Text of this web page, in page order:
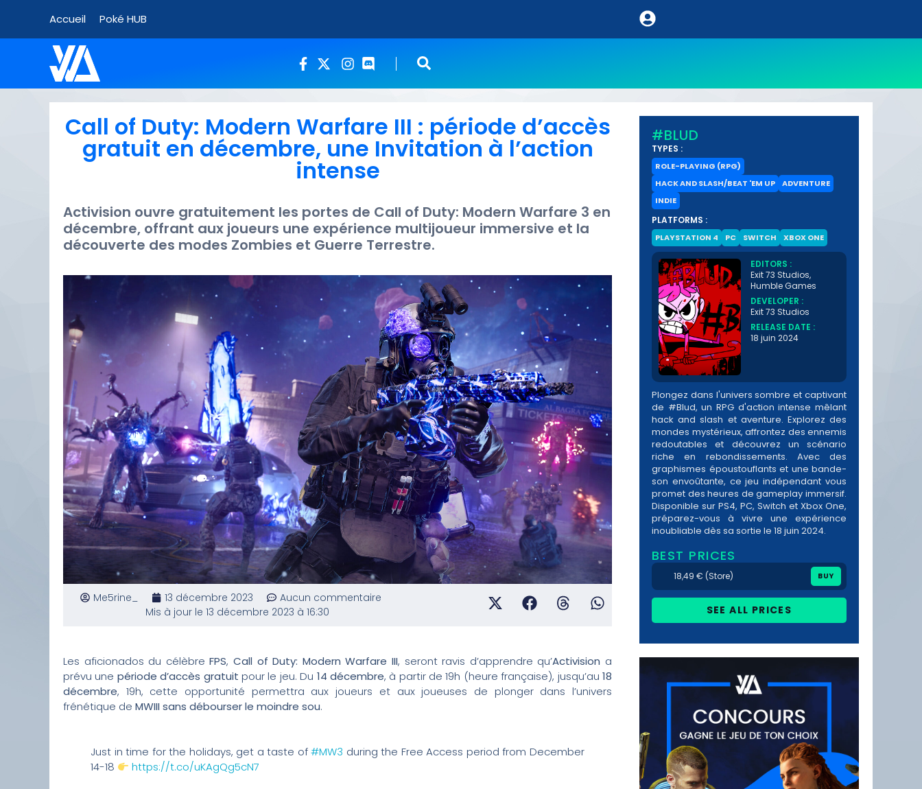
Accueil Poké HUB
Call of Duty: Modern Warfare III : période d’accès
gratuit en décembre, une Invitation à l’action
intense
Activision ouvre gratuitement les portes de Call of Duty: Modern Warfare 3 en
décembre, offrant aux joueurs une expérience multijoueur immersive et la
découverte des modes Zombies et Guerre Terrestre.
Me5rine_ 13 décembre 2023
Aucun commentaire
Mis à jour le 13 décembre 2023 à 16:30
Les aficionados du célèbreFPS,Call of Duty: Modern Warfare III, seront ravis d’apprendre qu’Activision a
prévu une période d’accès gratuit pour le jeu. Du 14 décembre, à partir de 19h (heure française), jusqu’au18
décembre, 19h, cette opportunité permettra aux joueurs et aux joueuses de plonger dans l’univers
frénétique de MWIII sans débourser le moindre sou.
Just in time for the holidays, get a taste of#MW3 during the Free Access period from December
14-18
https://t.co/uKAgQg5cN7
#BLUD
TYPES :
ROLE-PLAYING (RPG)
HACK AND SLASH/BEAT 'EM UP
ADVENTURE
INDIE
PLATFORMS :
PLAYSTATION 4 PC SWITCH XBOX ONE
EDITORS :
Exit 73 Studios,
Humble Games
DEVELOPER :
Exit 73 Studios
RELEASE DATE :
18 juin 2024
Plongez dans l'univers sombre et captivant
de #Blud, un RPG d'action intense mêlant
hack and slash et aventure. Explorez des
mondes mystérieux, affrontez des ennemis
redoutables et découvrez un scénario
riche en rebondissements. Avec des
graphismes époustouflants et une bande-
son envoûtante, ce jeu indépendant vous
promet des heures de gameplay immersif.
Disponible sur PS4, PC, Switch et Xbox One,
préparez-vous à vivre une expérience
inoubliable dès sa sortie le 18 juin 2024.
BEST PRICES
18,49 € (Store) BUY
SEE ALL PRICES